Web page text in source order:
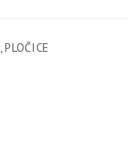
,PLOČICE